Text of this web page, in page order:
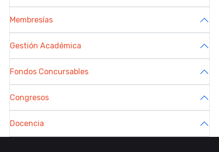
Membresías
Gestión Académica
Fondos Concursables
Congresos
Docencia